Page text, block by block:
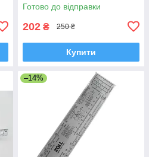
Готово до відправки
202 ₴ 250 ₴
Купити
–14%